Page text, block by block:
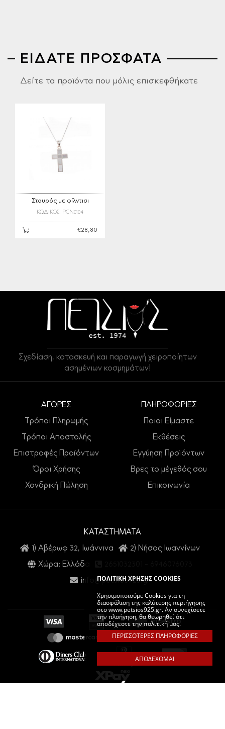
ΠΟΛΙΤΙΚΗ ΧΡΗΣΗΣ COOKIES
Χρησιμοποιούμε Cookies για τη
διασφάλιση της καλύτερης περιήγησης
στο www.petsios925.gr. Αν συνεχίσετε
την πλοήγηση, θα θεωρηθεί ότι
αποδέχεστε την πολιτική μας.
ΠΕΡΙΣΣΟΤΕΡΕΣ ΠΛΗΡΟΦΟΡΙΕΣ
ΑΠΟΔΕΧΟΜΑΙ
ΕΙΔΑΤΕ ΠΡΟΣΦΑΤΑ
Δείτε τα προϊόντα που μόλις επισκεφθήκατε
Σταυρός με φίλντισι
ΚΩΔΙΚΟΣ: PCN0104
€28,80
Σχεδίαση, κατασκευή και παραγωγή χειροποίητων
ασημένιων κοσμημάτων!
ΑΓΟΡΕΣ
Τρόποι Πληρωμής
Τρόποι Αποστολής
Επιστροφές Προϊόντων
Όροι Χρήσης
Χονδρική Πώληση
ΠΛΗΡΟΦΟΡΙΕΣ
Ποιοι Είμαστε
Εκθέσεις
Εγγύηση Προϊόντων
Βρες το μέγεθός σου
Επικοινωνία
ΚΑΤΑΣΤΗΜΑΤΑ
1) Αβέρωφ 32, Ιωάννινα
2) Νήσος Ιωαννίνων
Χώρα: Ελλάδα
info@petsios925.gr